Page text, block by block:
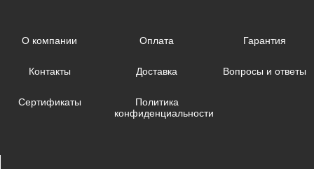
О компании Оплата Гарантия
Контакты Доставка Вопросы и ответы
Сертификаты
Политика
конфиденциальности